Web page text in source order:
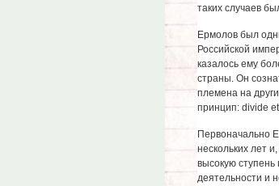
таких случаев
Ермолов был
Российской
казалось ему
страны. Он
племена на
принцип: divide
Первоначально
нескольких лет
высокую
деятельности и